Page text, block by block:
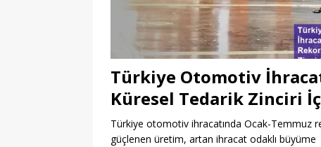
Türkiye Otomotiv
Küresel Tedarik Zinciri
Türkiye otomotiv ihracatında Ocak-Temmuz
güçlenen üretim, artan ihracat odaklı büyüme